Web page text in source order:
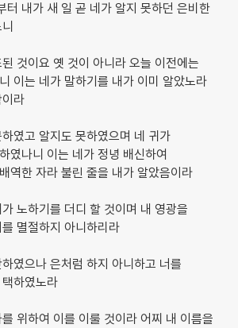
터 내가 새 일 곧 네가 알지 못하던 은비한
것이요 옛 것이 아니라 오늘 이전에는
이는 네가 말하기를 내가 이미 알았노라
라
였고 알지도 못하였으며 네 귀가
였나니 이는 네가 정녕 배신하여
역한 자라 불린 줄을 내가 알았음이라
노하기를 더디 할 것이며 내 영광을
멸절하지 아니하리라
였으나 은처럼 하지 아니하고 너를
하였노라
위하여 이를 이룰 것이라 어찌 내 이름을